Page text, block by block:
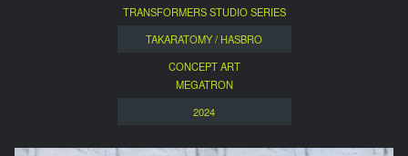
TRANSFORMERS STUDIO SERIES
TAKARATOMY / HASBRO
CONCEPT ART
MEGATRON
2024